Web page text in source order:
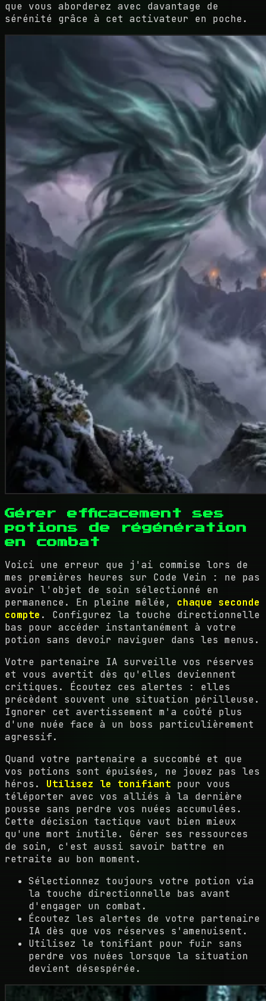
que vous aborderez avec davantage de
sérénité grâce à cet activateur en poche.
Gérer efficacement ses
potions de régénération
en combat
Voici une erreur que j'ai commise lors de
mes premières heures sur Code Vein : ne pas
avoir l'objet de soin sélectionné en
permanence. En pleine mêlée, chaque seconde
compte . Configurez la touche directionnelle
bas pour accéder instantanément à votre
potion sans devoir naviguer dans les menus.
Votre partenaire IA surveille vos réserves
et vous avertit dès qu'elles deviennent
critiques. Écoutez ces alertes : elles
précèdent souvent une situation périlleuse.
Ignorer cet avertissement m'a coûté plus
d'une nuée face à un boss particulièrement
agressif.
Quand votre partenaire a succombé et que
vos potions sont épuisées, ne jouez pas les
héros. Utilisez le tonifiant pour vous
téléporter avec vos alliés à la dernière
pousse sans perdre vos nuées accumulées.
Cette décision tactique vaut bien mieux
qu'une mort inutile. Gérer ses ressources
de soin, c'est aussi savoir battre en
retraite au bon moment.
Sélectionnez toujours votre potion via
la touche directionnelle bas avant
d'engager un combat.
Écoutez les alertes de votre partenaire
IA dès que vos réserves s'amenuisent.
Utilisez le tonifiant pour fuir sans
perdre vos nuées lorsque la situation
devient désespérée.